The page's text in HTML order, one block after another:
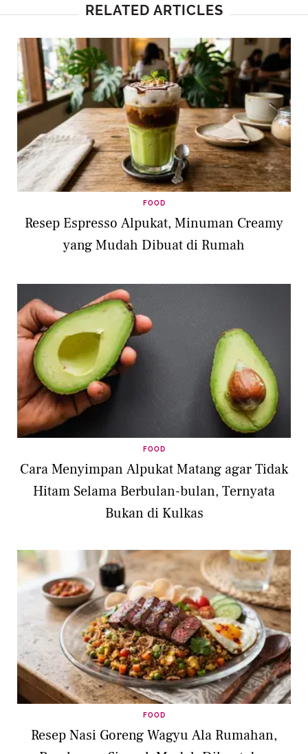
RELATED ARTICLES
FOOD
Resep Espresso Alpukat, Minuman Creamy
yang Mudah Dibuat di Rumah
FOOD
Cara Menyimpan Alpukat Matang agar Tidak
Hitam Selama Berbulan-bulan, Ternyata
Bukan di Kulkas
FOOD
Resep Nasi Goreng Wagyu Ala Rumahan,